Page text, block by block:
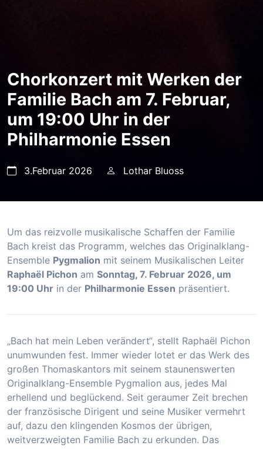
Chorkonzert mit Werken der
Familie Bach am 7. Februar,
um 19:00 Uhr in der
Philharmonie Essen
3.Februar 2026 Lothar Bluoss
Um das reizvolle musikalische Schaffen der Familie
Bach kreist das Programm, welches das Originalklang-
Ensemble Pygmalion mit seinem Musikalischen Leiter
Raphaël Pichon am Sonntag, 7. Februar 2026, um
19:00 Uhr in der Philharmonie Essen präsentiert.
„Bach hat mein Leben verändert“, stellt Raphaël Pichon
unumwunden fest. Immer wieder lotet er das Werk des
großen Thomaskantors mit seinem staunenswerten
Originalklang-Ensemble Pygmalion aus, jedes Mal
erhellend und beglückend. Seit geraumer Zeit brechen
der französische Dirigent und seine Musiker vermehrt
auf, dazu den klingenden Kosmos der übrigen,
weitverzweigten Familie Bach zu erkunden. Das